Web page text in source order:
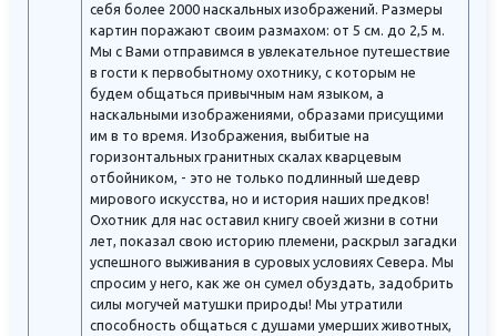
себя более 2000 наскальных изображений. Размеры
картин поражают своим размахом: от 5 см. до 2,5 м.
Мы с Вами отправимся в увлекательное путешествие
в гости к первобытному охотнику, с которым не
будем общаться привычным нам языком, а
наскальными изображениями, образами присущими
им в то время. Изображения, выбитые на
горизонтальных гранитных скалах кварцевым
отбойником, - это не только подлинный шедевр
мирового искусства, но и история наших предков!
Охотник для нас оставил книгу своей жизни в сотни
лет, показал свою историю племени, раскрыл загадки
успешного выживания в суровых условиях Севера. Мы
спросим у него, как же он сумел обуздать, задобрить
силы могучей матушки природы! Мы утратили
способность общаться с душами умерших животных,